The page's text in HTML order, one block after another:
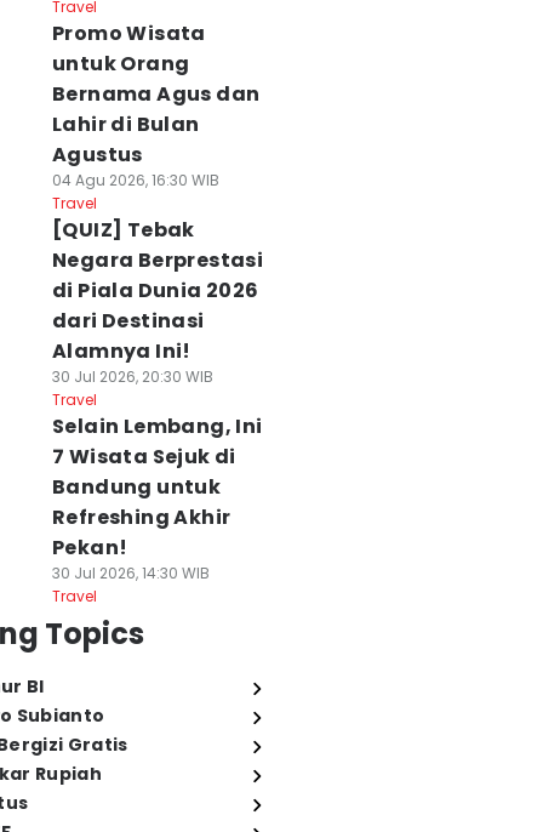
Travel
Promo Wisata
untuk Orang
Bernama Agus dan
Lahir di Bulan
Agustus
04 Agu 2026, 16:30 WIB
Travel
[QUIZ] Tebak
Negara Berprestasi
di Piala Dunia 2026
dari Destinasi
Alamnya Ini!
30 Jul 2026, 20:30 WIB
Travel
Selain Lembang, Ini
7 Wisata Sejuk di
Bandung untuk
Refreshing Akhir
Pekan!
30 Jul 2026, 14:30 WIB
Travel
Topics
BI
Subianto
Gratis
Rupiah